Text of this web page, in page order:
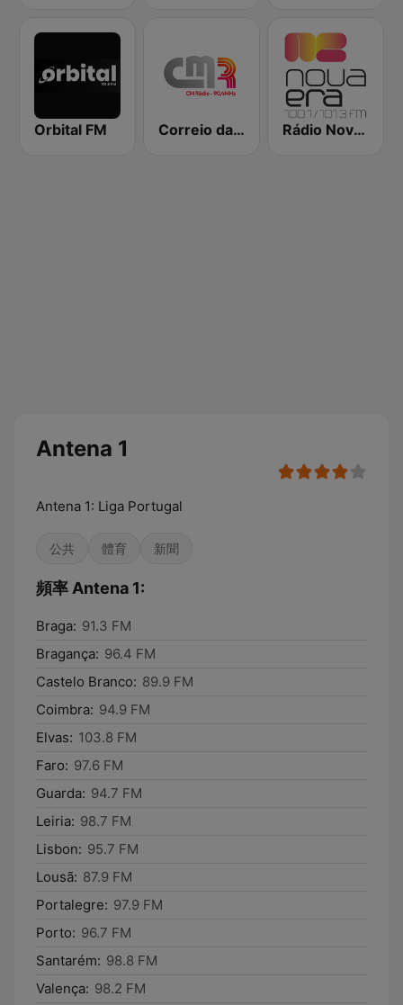
Orbital FM Correio da Manhã Rádio Rádio Nova Era
Antena 1
Antena 1: Liga Portugal
公共 體育 新聞
頻率 Antena 1:
Braga: 91.3 FM
Bragança: 96.4 FM
Castelo Branco: 89.9 FM
Coimbra: 94.9 FM
Elvas: 103.8 FM
Faro: 97.6 FM
Guarda: 94.7 FM
Leiria: 98.7 FM
Lisbon: 95.7 FM
Lousã: 87.9 FM
Portalegre: 97.9 FM
Porto: 96.7 FM
Santarém: 98.8 FM
Valença: 98.2 FM